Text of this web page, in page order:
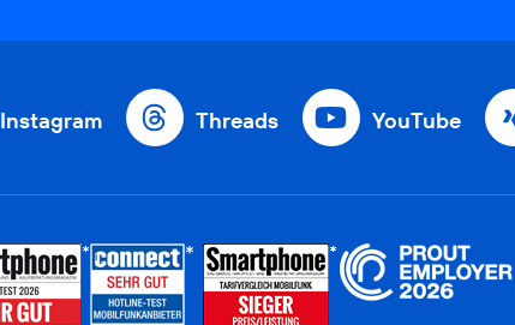
Instagram Threads YouTube